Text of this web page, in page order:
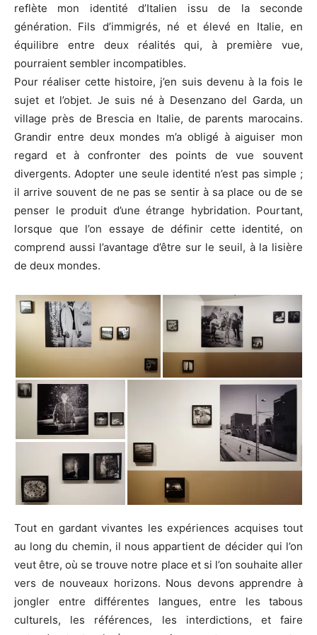
reflète mon identité d’Italien issu de la seconde
génération. Fils d’immigrés, né et élevé en Italie, en
équilibre entre deux réalités qui, à première vue,
pourraient sembler incompatibles.
Pour réaliser cette histoire, j’en suis devenu à la fois le
sujet et l’objet. Je suis né à Desenzano del Garda, un
village près de Brescia en Italie, de parents marocains.
Grandir entre deux mondes m’a obligé à aiguiser mon
regard et à confronter des points de vue souvent
divergents. Adopter une seule identité n’est pas simple ;
il arrive souvent de ne pas se sentir à sa place ou de se
penser le produit d’une étrange hybridation. Pourtant,
lorsque que l’on essaye de définir cette identité, on
comprend aussi l’avantage d’être sur le seuil, à la lisière
de deux mondes.
Tout en gardant vivantes les expériences acquises tout
au long du chemin, il nous appartient de décider qui l’on
veut être, où se trouve notre place et si l’on souhaite aller
vers de nouveaux horizons. Nous devons apprendre à
jongler entre différentes langues, entre les tabous
culturels, les références, les interdictions, et faire